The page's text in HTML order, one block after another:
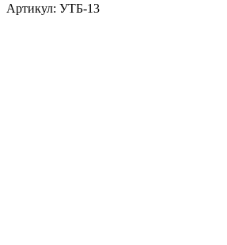
Артикул: УТБ-13